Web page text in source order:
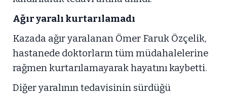
Ağır yaralı kurtarılamadı
Kazada ağır yaralanan Ömer Faruk Özçelik,
hastanede doktorların tüm müdahalelerine
rağmen kurtarılamayarak hayatını kaybetti.
Diğer yaralının tedavisinin sürdüğü